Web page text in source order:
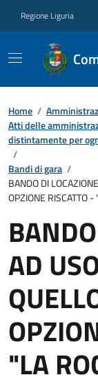
Regione Liguria
Home /
Atti delle
distintamente per
/
Bandi di gara /
BANDO DI
OPZIONE RISCATTO -
AD
"LA